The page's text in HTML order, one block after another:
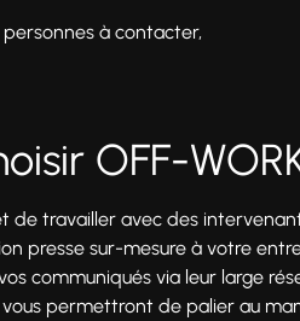
à contacter,
OFF-
de travailler avec des
presse sur-mesure à votre
communiqués via leur large
permettront de palier au